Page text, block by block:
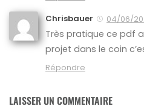
Chrisbauer
04/06/
Très pratique ce pdf
projet dans le coin
Répondre
LAISSER UN COMMENTAIRE